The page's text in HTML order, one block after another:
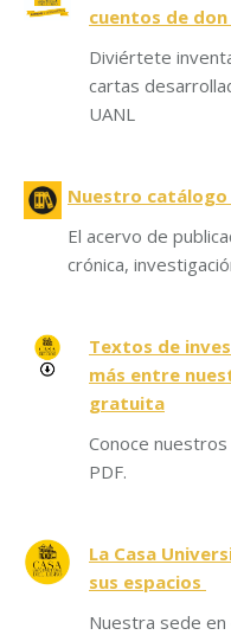
cuentos de
Diviértete
cartas
UANL
Nuestro catálogo
El acervo de
crónica,
Textos de
más entre
gratuita
Conoce
PDF.
La Casa
sus espacios
Nuestra sede en